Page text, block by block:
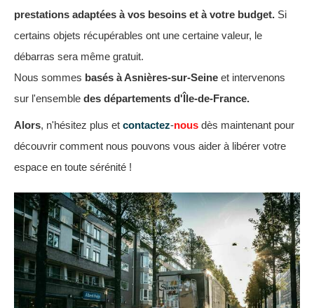
prestations adaptées à vos besoins et à votre budget. Si
certains objets récupérables ont une certaine valeur, le
débarras sera même gratuit.
Nous sommes basés à Asnières-sur-Seine et intervenons
sur l'ensemble des départements d'Île-de-France.
Alors, n'hésitez plus et contactez-nous dès maintenant pour
découvrir comment nous pouvons vous aider à libérer votre
espace en toute sérénité !